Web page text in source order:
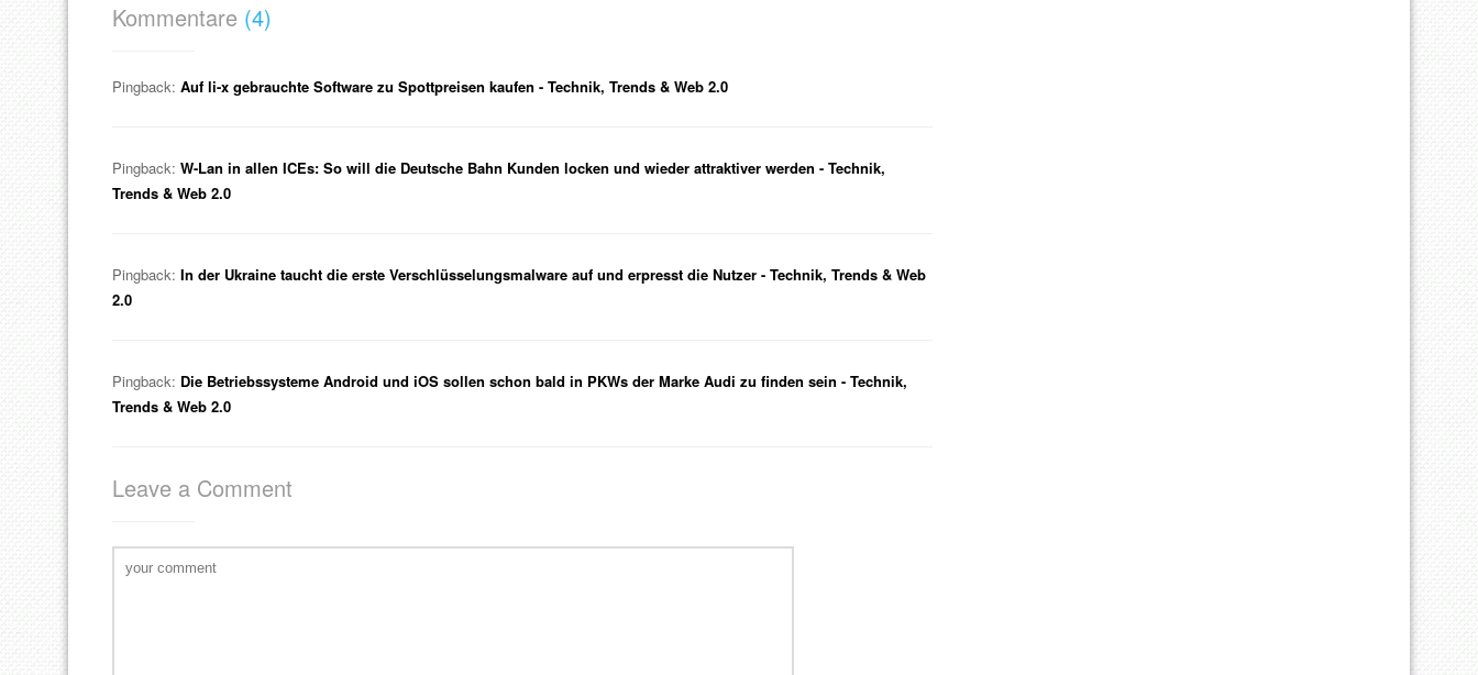
Kommentare (4)
Pingback: Auf li-x gebrauchte Software zu Spottpreisen kaufen - Technik, Trends & Web 2.0
Pingback: W-Lan in allen ICEs: So will die Deutsche Bahn Kunden locken und wieder attraktiver werden - Technik,
Trends & Web 2.0
Pingback: In der Ukraine taucht die erste Verschlüsselungsmalware auf und erpresst die Nutzer - Technik, Trends & Web
2.0
Pingback: Die Betriebssysteme Android und iOS sollen schon bald in PKWs der Marke Audi zu finden sein - Technik,
Trends & Web 2.0
Leave a Comment